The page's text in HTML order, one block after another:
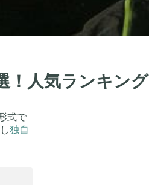
！人気ランキング
式で
独自